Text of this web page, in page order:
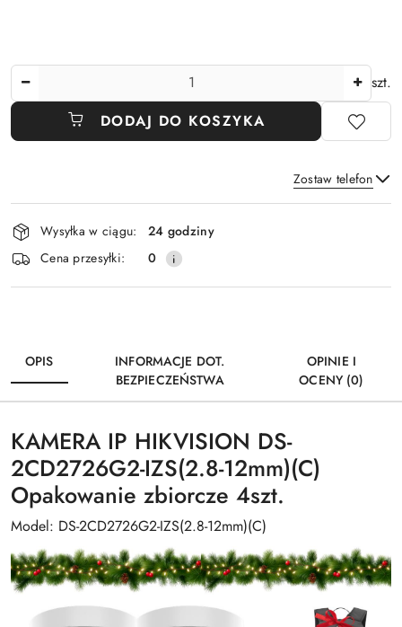
szt.
DODAJ DO KOSZYKA
Zostaw telefon
Wyślij
Dostępność
i
dostawa
Wysyłka w ciągu:
24 godziny
Cena przesyłki:
0
OPIS
INFORMACJE DOT.
BEZPIECZEŃSTWA
OPINIE I
OCENY (0)
KAMERA IP HIKVISION DS-
2CD2726G2-IZS(2.8-12mm)(C)
Opakowanie zbiorcze 4szt.
Model: DS-2CD2726G2-IZS(2.8-12mm)(C)